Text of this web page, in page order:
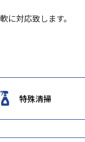
対応致します。
特殊清掃